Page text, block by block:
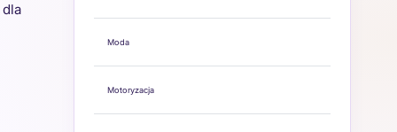
Moda
Motoryzacja